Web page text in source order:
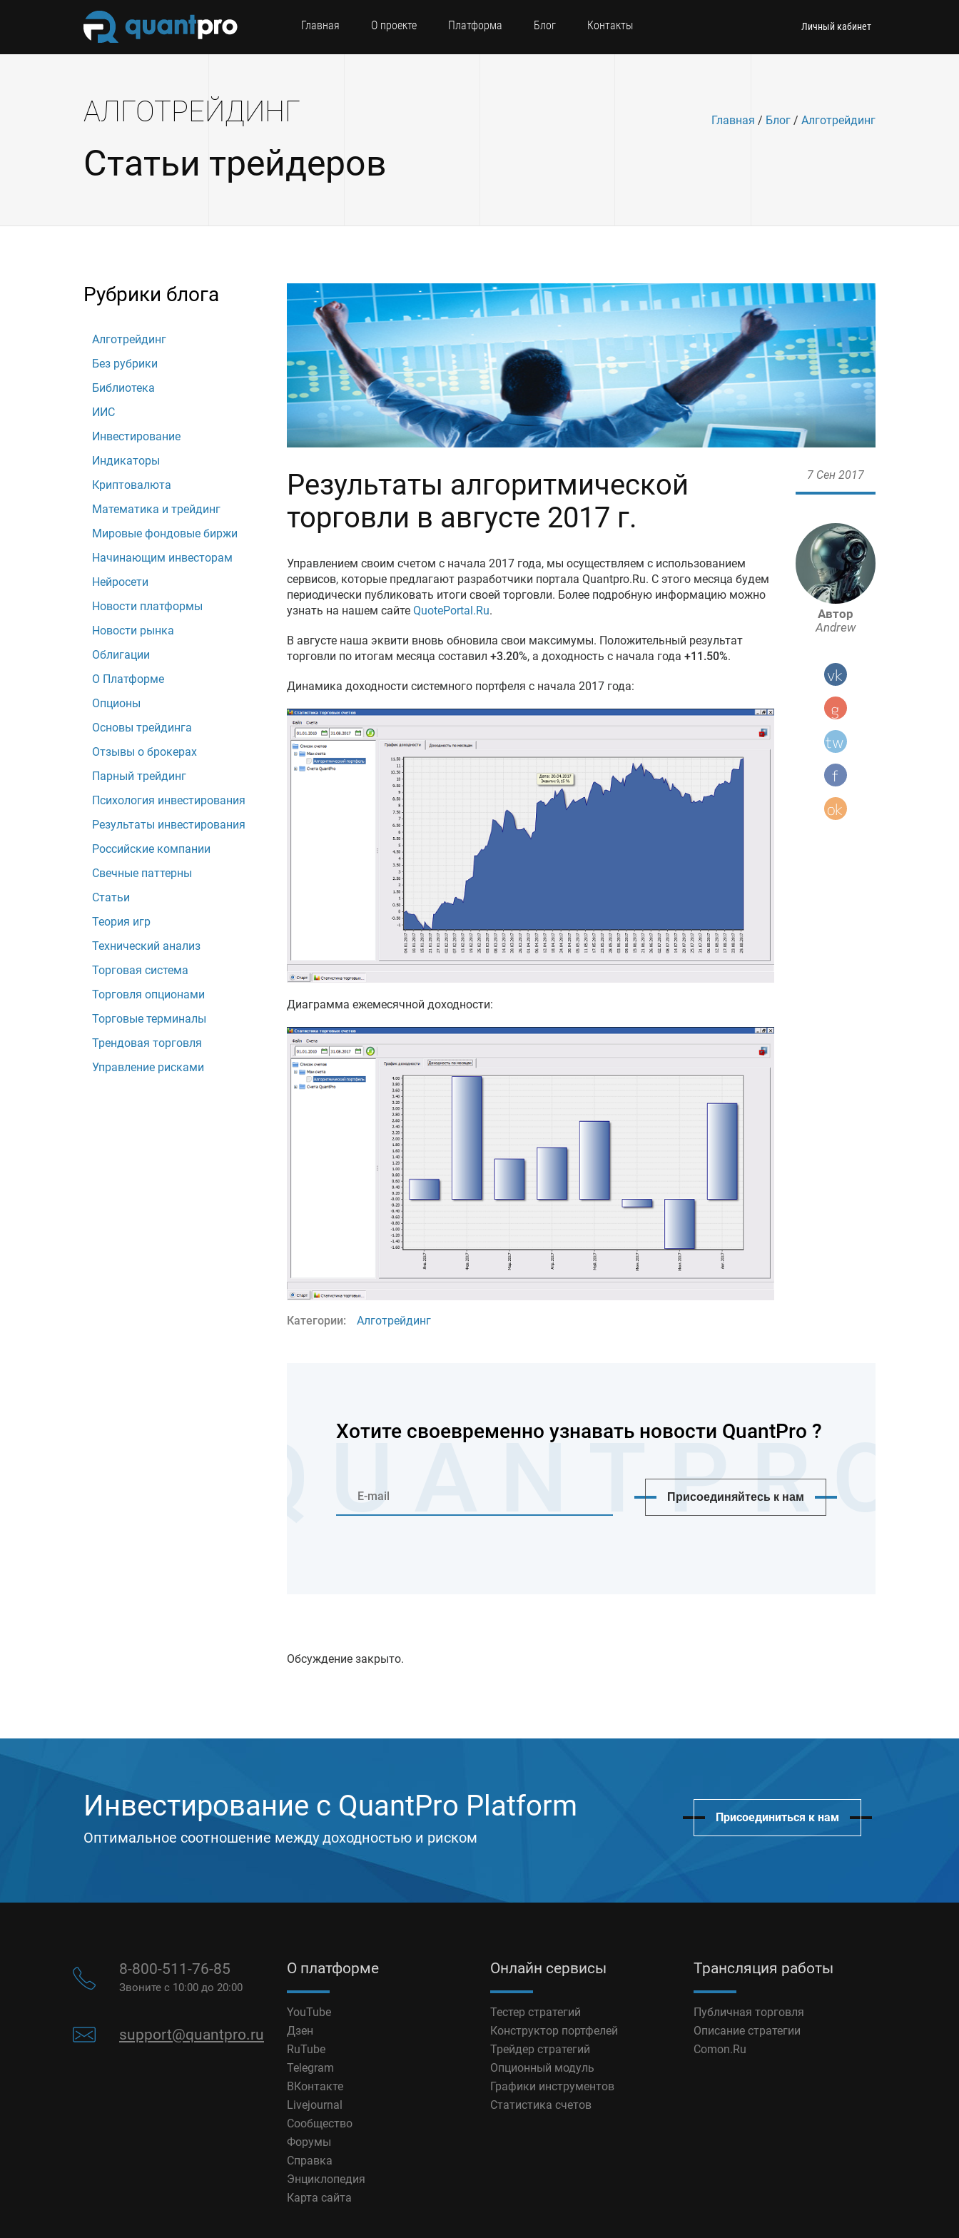
Главная О проекте Платформа Блог Контакты Личный кабинет
АЛГОТРЕЙДИНГ Главная / Блог / Алготрейдинг
Статьи трейдеров
Рубрики блога
Алготрейдинг
Без рубрики
Библиотека
ИИС
Инвестирование
Индикаторы
Криптовалюта
Математика и трейдинг
Мировые фондовые биржи
Начинающим инвесторам
Нейросети
Новости платформы
Новости рынка
Облигации
О Платформе
Опционы
Основы трейдинга
Отзывы о брокерах
Парный трейдинг
Психология инвестирования
Результаты инвестирования
Российские компании
Свечные паттерны
Статьи
Теория игр
Технический анализ
Торговая система
Торговля опционами
Торговые терминалы
Трендовая торговля
Управление рисками
Результаты алгоритмической
торговли в августе 2017 г.
Управлением своим счетом с начала 2017 года, мы осуществляем c использованием
сервисов, которые предлагают разработчики портала Quantpro.Ru. С этого месяца будем
периодически публиковать итоги своей торговли. Более подробную информацию можно
узнать на нашем сайте QuotePortal.Ru.
В августе наша эквити вновь обновила свои максимумы. Положительный результат
торговли по итогам месяца составил +3.20%, а доходность с начала года +11.50%.
Динамика доходности системного портфеля с начала 2017 года:
Диаграмма ежемесячной доходности:
7 Сен 2017
Автор
Andrew
Категории: Алготрейдинг
Хотите своевременно узнавать новости QuantPro ?
Присоединяйтесь к нам
Обсуждение закрыто.
Инвестирование с QuantPro Platform
Оптимальное соотношение между доходностью и риском
Присоединиться к нам
8-800-511-76-85
Звоните с 10:00 до 20:00
support@quantpro.ru
О платформе
YouTube
Дзен
RuTube
Telegram
ВКонтакте
Livejournal
Сообщество
Форумы
Справка
Энциклопедия
Карта сайта
Онлайн сервисы
Тестер стратегий
Конструктор портфелей
Трейдер стратегий
Опционный модуль
Графики инструментов
Статистика счетов
Трансляция работы
Публичная торговля
Описание стратегии
Comon.Ru